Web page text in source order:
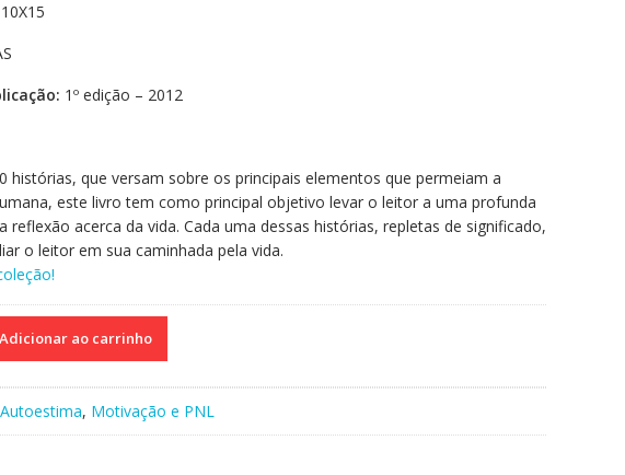
10X15
1º edição – 2012
histórias, que versam sobre os principais elementos que permeiam a
este livro tem como principal objetivo levar o leitor a uma profunda
reflexão acerca da vida. Cada uma dessas histórias, repletas de significado,
o leitor em sua caminhada pela vida.
Adicionar ao carrinho
Autoestima, Motivação e PNL